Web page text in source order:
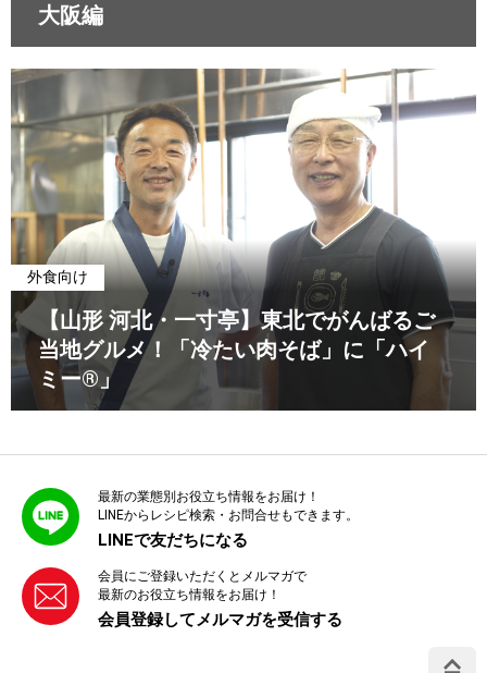
大阪編
外食向け
【山形 河北・一寸亭】東北でがんばるご
当地グルメ！「冷たい肉そば」に「ハイ
ミー®」
最新の業態別お役立ち情報をお届け！
LINEからレシピ検索・お問合せもできます。
LINEで友だちになる
会員にご登録いただくとメルマガで
最新のお役立ち情報をお届け！
会員登録してメルマガを受信する